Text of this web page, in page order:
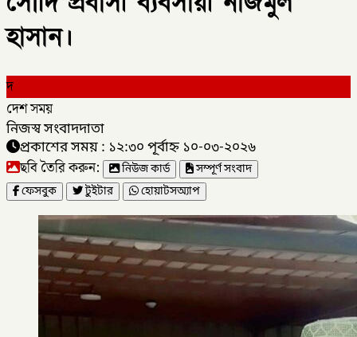
হাসান।
দ
দেশ সময়
নিজস্ব সংবাদদাতা
প্রকাশের সময় : ১২:৩০ পূর্বাহ্ন ১০-০৩-২০২৬
ছবি তৈরি করুন: নিউজ কার্ড
সম্পূর্ণ সংবাদ
ফেসবুক
টুইটার হোয়াটসঅ্যাপ